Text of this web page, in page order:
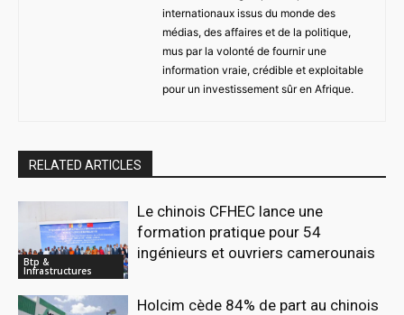
internationaux issus du monde des
médias, des affaires et de la politique,
mus par la volonté de fournir une
information vraie, crédible et exploitable
pour un investissement sûr en Afrique.
RELATED ARTICLES
Btp &
Infrastructures
Le chinois CFHEC lance une
formation pratique pour 54
ingénieurs et ouvriers camerounais
Holcim cède 84% de part au chinois